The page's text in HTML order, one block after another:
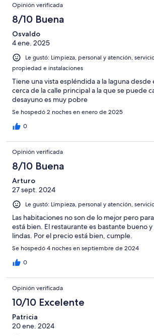
Opinión verificada
8/10 Buena
Osvaldo
4 ene. 2025
Le gustó: Limpieza, personal y atención,
propiedad e instalaciones
Tiene una vista espléndida a la laguna
cerca de la calle principal a la que se puede
desayuno es muy pobre
Se hospedó 2 noches en enero de 2025
0
Opinión verificada
8/10 Buena
Arturo
27 sept. 2024
Le gustó: Limpieza, personal y atención,
Las habitaciones no son de lo mejor pero
está bien. El restaurante es bastante bueno
lindas. Por el precio está bien, cumple.
Se hospedó 4 noches en septiembre de 2024
0
Opinión verificada
10/10 Excelente
Patricia
20 ene. 2024